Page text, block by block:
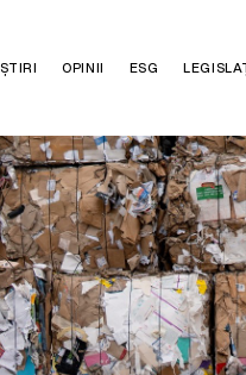
ȘTIRI OPINII ESG